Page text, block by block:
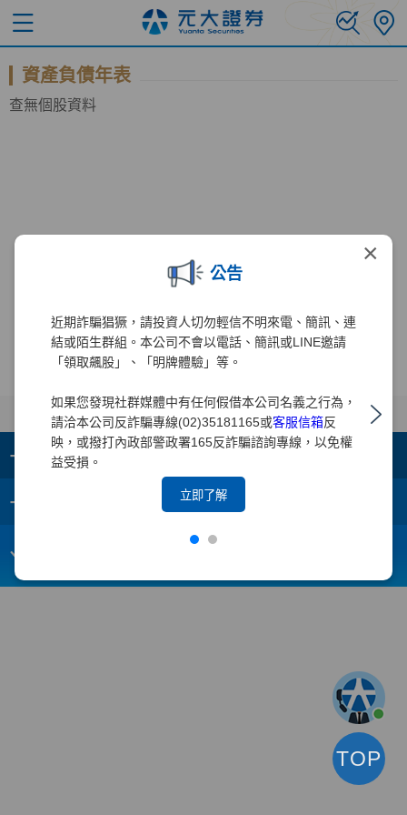
×
公告
近期詐騙猖獗，請投資人切勿輕信不明來電、簡訊、連
結或陌生群組。本公司不會以電話、簡訊或LINE邀請
「領取飆股」、「明牌體驗」等。
如果您發現社群媒體中有任何假借本公司名義之行為，
請洽本公司反詐騙專線(02)35181165或客服信箱反
映，或撥打內政部警政署165反詐騙諮詢專線，以免權
益受損。
立即了解
資產負債年表
查無個股資料
+ 集團成員
+
webmaster@yuanta.com
TOP